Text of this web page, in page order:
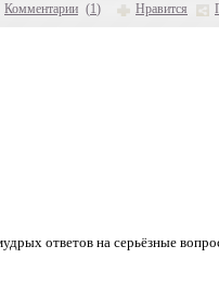
Комментарии (1) Нравится
ответов на серьёзные